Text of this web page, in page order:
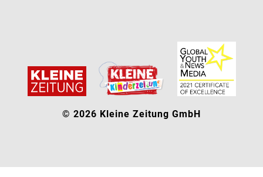
© 2026 Kleine Zeitung GmbH